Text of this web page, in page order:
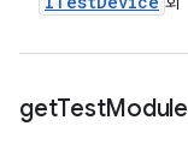
getTestModule